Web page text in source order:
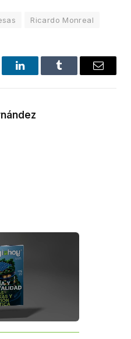
Ricardo Monreal
LinkedInTumblr Email